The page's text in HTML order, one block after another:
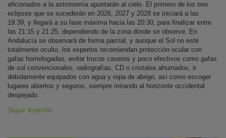
aficionados a la astronomía apuntarán al cielo. El primero de los tres
eclipses que se sucederán en 2026, 2027 y 2028 se iniciará a las
19:39, y llegará a su fase máxima hacia las 20:30, para finalizar entre
las 21:15 y 21:25, dependiendo de la zona dónde se observe. En
Andalucía se observará de forma parcial, y aunque el Sol no esté
totalmente oculto, los expertos recomiendan protección ocular con
gafas homologadas, evitar trucos caseros y poco efectivos como gafas
de sol convencionales, radiografías, CD o cristales ahumados, ir
debidamente equipados con agua y ropa de abrigo, así como escoger
lugares abiertos y seguros, siempre mirando al horizonte occidental
despejado.
Sigue leyendo